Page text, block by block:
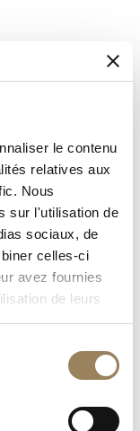
le contenu
relatives aux
Nous
sur l'utilisation de
sociaux, de
celles-ci
avez fournies
de leurs